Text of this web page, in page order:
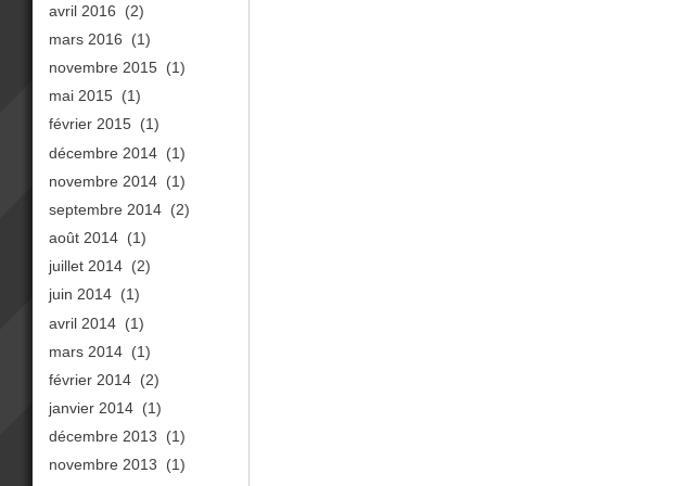
avril 2016
(2)
mars 2016
(1)
novembre 2015 (1)
mai 2015 (1)
février 2015 (1)
décembre 2014 (1)
novembre 2014 (1)
septembre 2014 (2)
août 2014 (1)
juillet 2014 (2)
juin 2014 (1)
avril 2014 (1)
mars 2014 (1)
février 2014 (2)
janvier 2014 (1)
décembre 2013
(1)
novembre 2013
(1)